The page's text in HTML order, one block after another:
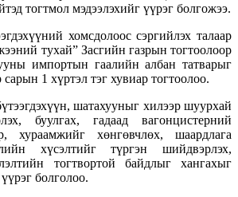
тогтмол мэдээлэхийг үүрэг болгожээ.
хомсдолоос сэргийлэх талаар
тухай” Засгийн газрын тогтоолоор
импортын гаалийн албан татварыг
1 хүртэл тэг хувиар тогтоолоо.
шатахууныг хилээр шуурхай
буулгах, гадаад вагонцистерний
хураамжийг хөнгөвчлөх, шаардлага
хүсэлтийг түргэн шийдвэрлэх,
тогтвортой байдлыг хангахыг
болголоо.